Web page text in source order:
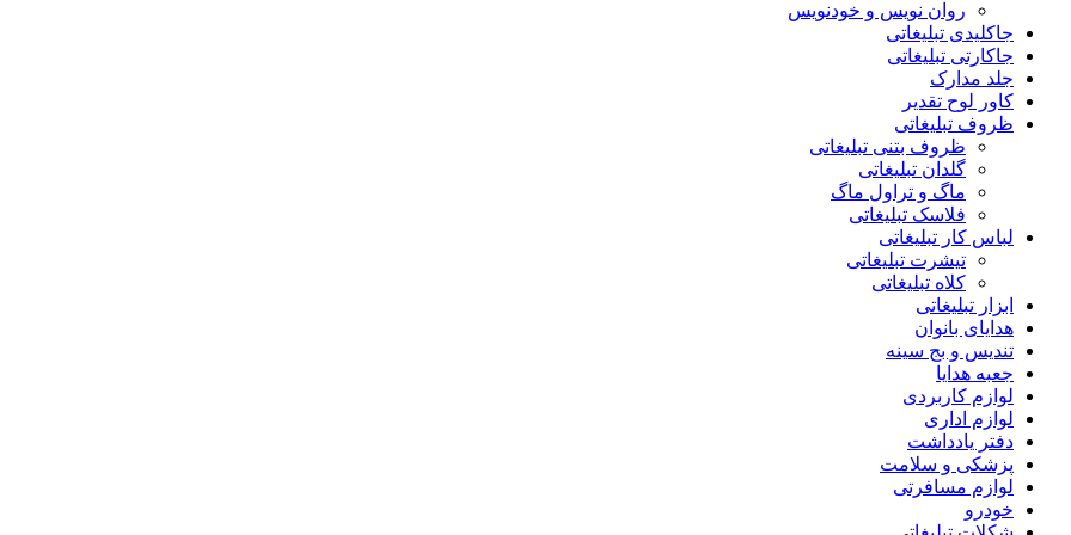
روان نویس و خودنویس
جاکلیدی تبلیغاتی
جاکارتی تبلیغاتی
جلد مدارک
کاور لوح تقدیر
ظروف تبلیغاتی
ظروف بتنی تبلیغاتی
گلدان تبلیغاتی
ماگ و تراول ماگ
فلاسک تبلیغاتی
لباس کار تبلیغاتی
تیشرت تبلیغاتی
کلاه تبلیغاتی
ابزار تبلیغاتی
هدایای بانوان
تندیس و بج سینه
جعبه هدایا
لوازم کاربردی
لوازم اداری
دفتر یادداشت
پزشکی و سلامت
لوازم مسافرتی
خودرو